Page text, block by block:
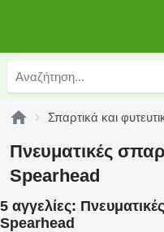
Σπαρτικά και
Πνευματικές
Spearhead
5 αγγελίες:
Spearhead